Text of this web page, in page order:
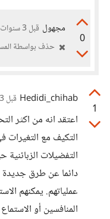
0
مجهول قبل 3 سنوات
حذف بواسطة
1
Hedidi_chihab قبل 3 سنوات
اعتقد انه من اكثر
التكيف مع التغيرات
التفضيلات
دائما عن طرق جديدة
عملياتهم. يمكنهم
المنافسين أو